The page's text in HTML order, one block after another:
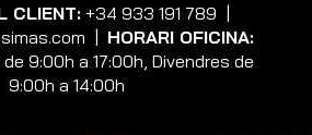
CLIENT: +34 933 191 789 |
| HORARI OFICINA:
9:00h a 17:00h, Divendres de
9:00h a 14:00h